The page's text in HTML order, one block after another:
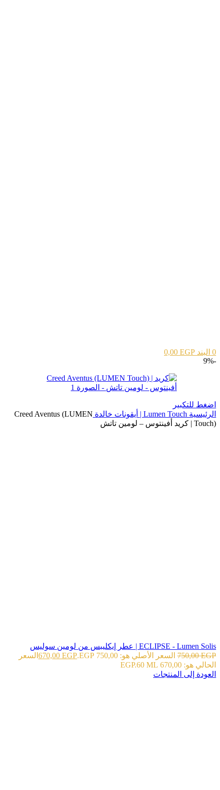
0 البند 0,00 EGP
-9%
اضغط للتكبير
الرئيسية Lumen Touch | أيقونات خالدة
Creed Aventus (LUMEN
Touch) | كريد أفينتوس – لومين تاتش
ECLIPSE - Lumen Solis | عطر إيكليبس من لومين سوليس
750,00EGP السعر الأصلي هو: 750,00 EGP. 670,00 EGP
السعر
الحالي هو: 670,00 EGP.
60 ML
العودة إلى المنتجات